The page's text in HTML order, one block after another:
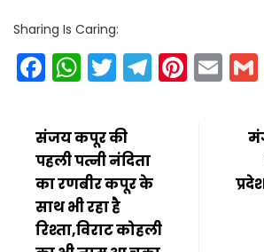
Sharing Is Caring:
Facebook
WhatsApp
Twitter
संजय कपूर की
पहली पत्नी नंदिता
का रणबीर कपूर के
साथ भी रहा है
रिश्ता,विराट कोहली